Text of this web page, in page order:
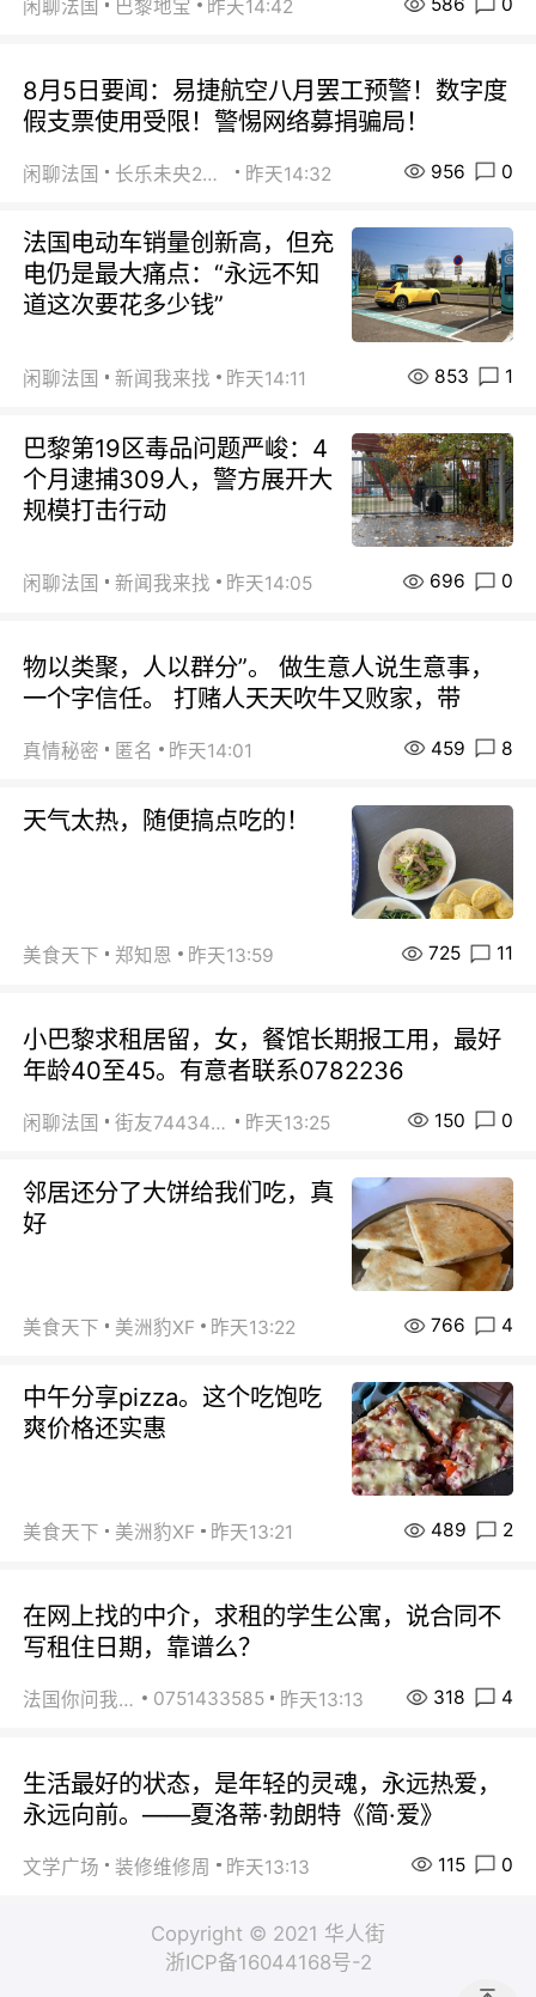
闲聊法国 巴黎地宝 昨天14:42
8月5日要闻：易捷航空八月罢工预警！数字度
假支票使用受限！警惕网络募捐骗局！
闲聊法国 长乐未央2015 昨天14:32 956 0
法国电动车销量创新高，但充
电仍是最大痛点：“永远不知
道这次要花多少钱”
闲聊法国 新闻我来找 昨天14:11 853 1
巴黎第19区毒品问题严峻：4
个月逮捕309人，警方展开大
规模打击行动
闲聊法国 新闻我来找 昨天14:05 696 0
物以类聚，人以群分”。 做生意人说生意事，
一个字信任。 打赌人天天吹牛又败家，带
真情秘密 匿名 昨天14:01 459 8
天气太热，随便搞点吃的！
美食天下 郑知恩 昨天13:59 725 11
小巴黎求租居留，女，餐馆长期报工用，最好
年龄40至45。有意者联系0782236
闲聊法国 街友74434350 昨天13:25 150 0
邻居还分了大饼给我们吃，真
好
美食天下 美洲豹XF 昨天13:22 766 4
中午分享pizza。这个吃饱吃
爽价格还实惠
美食天下 美洲豹XF 昨天13:21 489 2
在网上找的中介，求租的学生公寓，说合同不
写租住日期，靠谱么？
法国你问我答 0751433585 昨天13:13 318 4
生活最好的状态，是年轻的灵魂，永远热爱，
永远向前。——夏洛蒂·勃朗特《简·爱》
文学广场 装修维修周 昨天13:13 115 0
Copyright © 2021 华人街
浙ICP备16044168号-2